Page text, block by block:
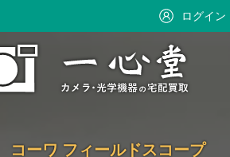
ログイン
コーワ フィールドスコープ